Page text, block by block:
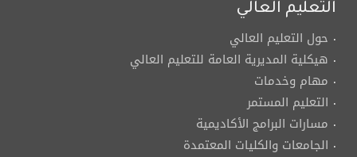
التعليم العالي
حول التعليم العالي
هيكلية المديرية العامة للتعليم العالي
مهام وخدمات
التعليم المستمر
مسارات البرامج الأكاديمية
الجامعات والكليات المعتمدة